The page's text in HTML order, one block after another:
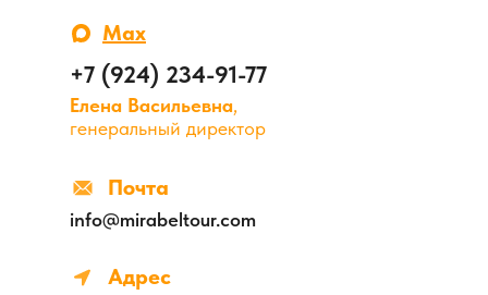
Почта
Адрес
+7 (924) 234-91-77
info@mirabeltour.com
Елена Васильевна,
генеральный директор
Max